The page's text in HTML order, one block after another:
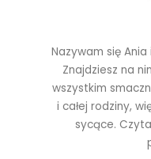
Nazywam się
Znajdziesz na
wszystkim
i całej rodziny,
sycące.